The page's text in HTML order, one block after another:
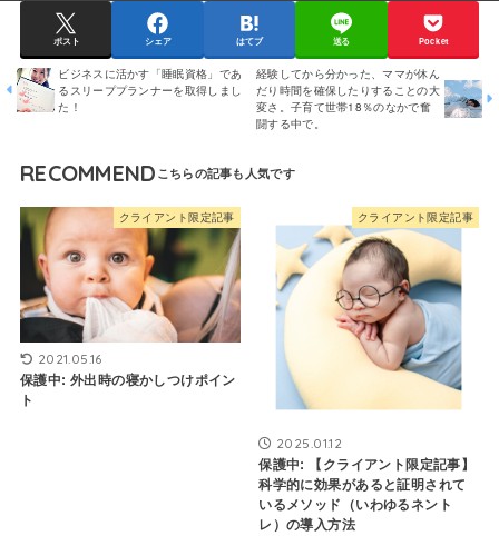
ポスト シェア はてブ 送る Pocket
ビジネスに活かす「睡眠資格」であ
るスリーププランナーを取得しまし
た！
経験してから分かった、ママが休ん
だり時間を確保したりすることの大
変さ。子育て世帯18％のなかで奮
闘する中で。
RECOMMEND
クライアント限定記事
2021.05.16
保護中: 外出時の寝かしつけポイン
ト
クライアント限定記事
2025.01.12
保護中: 【クライアント限定記事】
科学的に効果があると証明されて
いるメソッド（いわゆるネント
レ）の導入方法